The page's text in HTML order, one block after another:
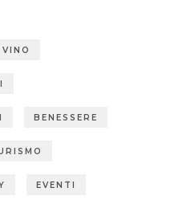
BENESSERE
EVENTI